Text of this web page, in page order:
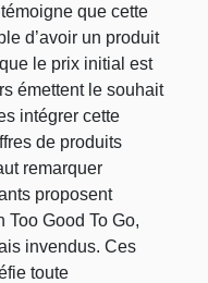
que cette
d’avoir un produit
le prix initial est
émettent le souhait
intégrer cette
de produits
remarquer
proposent
Too Good To Go,
invendus. Ces
toute